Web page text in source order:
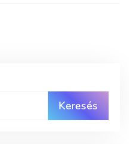
Keresés